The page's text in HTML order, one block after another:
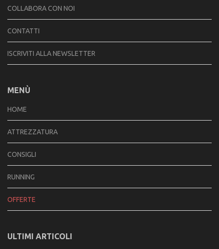
COLLABORA CON NOI
CONTATTI
ISCRIVITI ALLA NEWSLETTER
MENÙ
HOME
ATTREZZATURA
CONSIGLI
RUNNING
OFFERTE
ULTIMI ARTICOLI